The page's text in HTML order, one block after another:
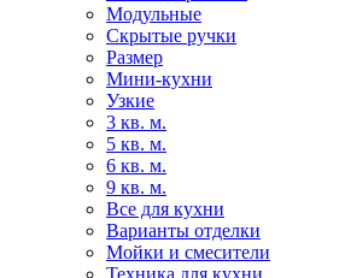
Модульные
Скрытые ручки
Размер
Мини-кухни
Узкие
3 кв. м.
5 кв. м.
6 кв. м.
9 кв. м.
Все для кухни
Варианты отделки
Мойки и смесители
Техника для кухни